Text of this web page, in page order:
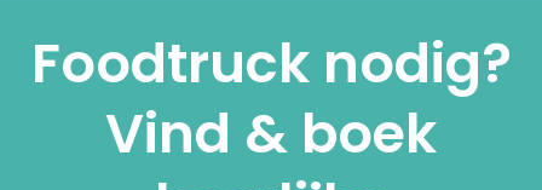
Foodtruck nodig?
Vind & boek